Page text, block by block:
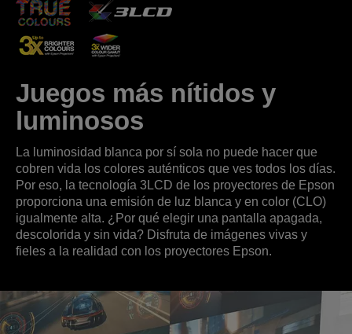
Juegos más nítidos y
luminosos
La luminosidad blanca por sí sola no puede hacer que
cobren vida los colores auténticos que ves todos los días.
Por eso, la tecnología 3LCD de los proyectores de Epson
proporciona una emisión de luz blanca y en color (CLO)
igualmente alta. ¿Por qué elegir una pantalla apagada,
descolorida y sin vida? Disfruta de imágenes vivas y
fieles a la realidad con los proyectores Epson.